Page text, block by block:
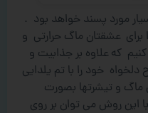
مورد پسند خواهد بود .
برای عشقتان ماگ حرارتی و
که علاوه بر جذابیت و
خود را با تم یلدایی
و تیشرتها بصورت
این روش می توان بر روی